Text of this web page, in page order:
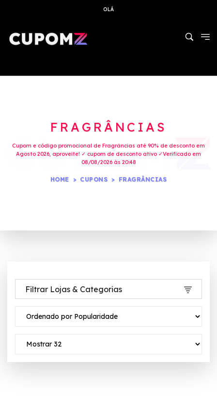
OLÁ
FRAGRÂNCIAS
Cupom e código promocional de Fragrâncias até 90% de desconto em
Agosto 2026, aproveite! ✓ cupom de desconto ativo ✓Verificado em
08/08/2026 às 20:48
HOME CUPONS FRAGRÂNCIAS
Filtrar Lojas & Categorias